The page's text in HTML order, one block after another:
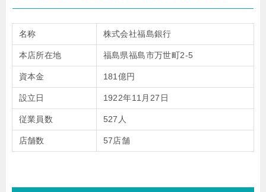
名称 株式会社福島銀行
本店所在地 福島県福島市万世町2-5
資本金 181億円
設立日 1922年11月27日
従業員数 527人
店舗数 57店舗